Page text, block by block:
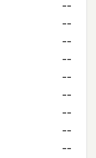
--
--
--
--
--
--
--
--
--